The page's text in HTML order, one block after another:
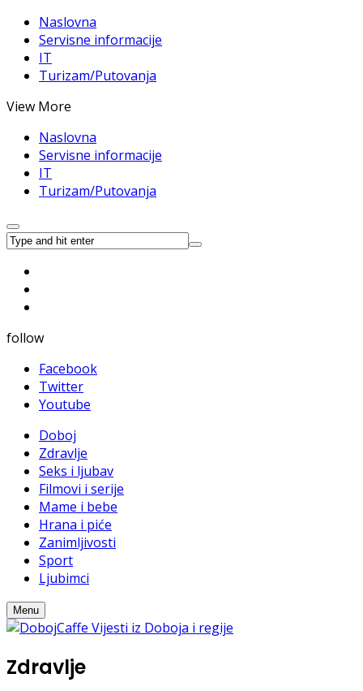
Naslovna
Servisne informacije
IT
Turizam/Putovanja
View More
Naslovna
Servisne informacije
IT
Turizam/Putovanja
follow
Facebook
Twitter
Youtube
Doboj
Zdravlje
Seks i ljubav
Filmovi i serije
Mame i bebe
Hrana i piće
Zanimljivosti
Sport
Ljubimci
Menu
Zdravlje